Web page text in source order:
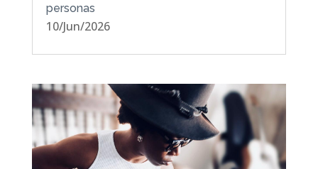
personas
10/Jun/2026